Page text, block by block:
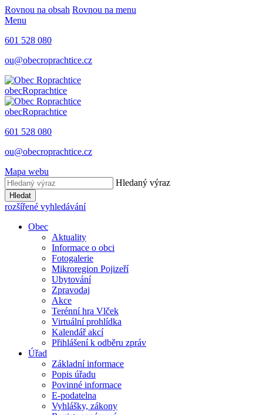
Rovnou na obsah Rovnou na menu
Menu
601 528 080
ou@obecroprachtice.cz
obecRoprachtice
obecRoprachtice
601 528 080
ou@obecroprachtice.cz
Mapa webu
Hledaný výraz
Hledat
rozšířené vyhledávání
Obec
Aktuality
Informace o obci
Fotogalerie
Mikroregion Pojizeří
Ubytování
Zpravodaj
Akce
Terénní hra Vlček
Virtuální prohlídka
Kalendář akcí
Přihlášení k odběru zpráv
Úřad
Základní informace
Popis úřadu
Povinné informace
E-podatelna
Vyhlášky, zákony